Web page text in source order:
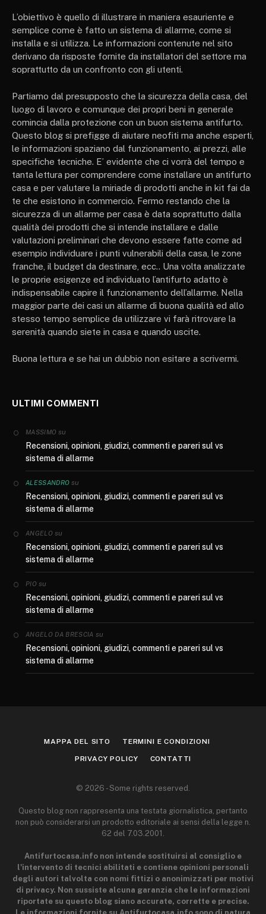
L’obiettivo è quello di illustrare in maniera esauriente e
semplice come è fatto un sistema di allarme, come si
installa e si utilizza. Le informazioni contenute nel sito
derivano da risposte fornite da installatori del settore ma
soprattutto da un confronto con gli utenti.
Partiamo dal presupposto che la sicurezza della casa, del
luogo di lavoro e comunque dei propri beni in generale
comincia dalla protezione con un buon sistema antifurto.
Questo blog si prefigge di aiutare neofiti ma anche esperti,
le informazioni spaziano dal funzionamento, ai prezzi, alle
specifiche tecniche. E’ evidente che ci vorrà del tempo e
tanta lettura per comprendere come installare un antifurto
casa e per valutare la miriade di prodotti anche in kit fai da
te che esistono in commercio. Fermo restando che la
sicurezza di un allarme per casa è data soprattutto dalla
qualità dei prodotti che si intende installare e dalle
valutazioni preliminari che devono essere fatte come ad
esempio individuare i punti vulnerabili della casa, le zone
franche, il budget da destinare, ecc.. Una volta analizzate
le proprie esigenze ed individuato l’antifurto adatto è
indispensabile capire il funzionamento dell’allarme. Nella
maggior parte dei casi un allarme di buona qualità ed allo
stesso tempo semplice da utilizzare vi farà ritrovare la
serenità quando siete in casa e quando uscite.
Buona lettura e se hai un dubbio non esitare a scrivermi.
ULTIMI COMMENTI
MASSIMO su
Recensioni, opinioni, giudizi, commenti e pareri sul vs
sistema di allarme
ALESSANDRO su
Recensioni, opinioni, giudizi, commenti e pareri sul vs
sistema di allarme
ANGELOsu
Recensioni, opinioni, giudizi, commenti e pareri sul vs
sistema di allarme
PIO su
Recensioni, opinioni, giudizi, commenti e pareri sul vs
sistema di allarme
ANGELO DA BRESCIA su
Recensioni, opinioni, giudizi, commenti e pareri sul vs
sistema di allarme
MAPPA DEL SITO TERMINI E CONDIZIONI
PRIVACY POLICY CONTATTI
© 2026 - Some rights reserved.
Questo blog non rappresenta una testata giornalistica, pertanto
non può considerarsi un prodotto editoriale ai sensi della legge n.
62 del 7.03.2001.
Antifurtocasa.info non intende sostituirsi al consiglio e
l'intervento di tecnici abilitati e contiene opinioni personali
degli autori talvolta con nomi fittizi o anonimizzati per motivi
di privacy. Non sussiste alcuna garanzia che le informazioni
riportate su questo blog siano accurate, corrette e precise.